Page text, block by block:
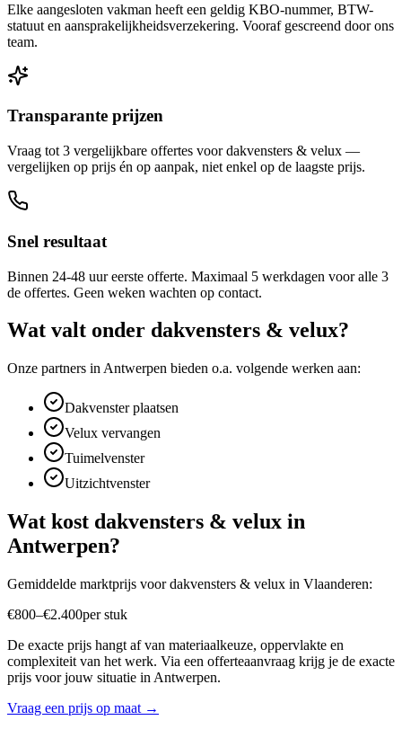
Elke aangesloten vakman heeft een geldig KBO-nummer, BTW-
statuut en aansprakelijkheidsverzekering. Vooraf gescreend door ons
team.
Transparante prijzen
Vraag tot 3 vergelijkbare offertes voor dakvensters & velux —
vergelijken op prijs én op aanpak, niet enkel op de laagste prijs.
Snel resultaat
Binnen 24-48 uur eerste offerte. Maximaal 5 werkdagen voor alle 3
de offertes. Geen weken wachten op contact.
Wat valt onder dakvensters & velux?
Onze partners in Antwerpen bieden o.a. volgende werken aan:
Dakvenster plaatsen
Velux vervangen
Tuimelvenster
Uitzichtvenster
Wat kost dakvensters & velux in
Antwerpen?
Gemiddelde marktprijs voordakvensters & velux in Vlaanderen:
€800–€2.400perstuk
De exacte prijs hangt af van materiaalkeuze, oppervlakte en
complexiteit van het werk. Via een offerteaanvraag krijg je de exacte
prijs voor jouw situatie in Antwerpen.
Vraag een prijs op maat →